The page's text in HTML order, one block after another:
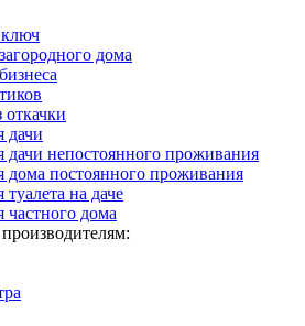
дома
дачи
дачи непостоянного проживания
дома постоянного проживания
на даче
частного дома